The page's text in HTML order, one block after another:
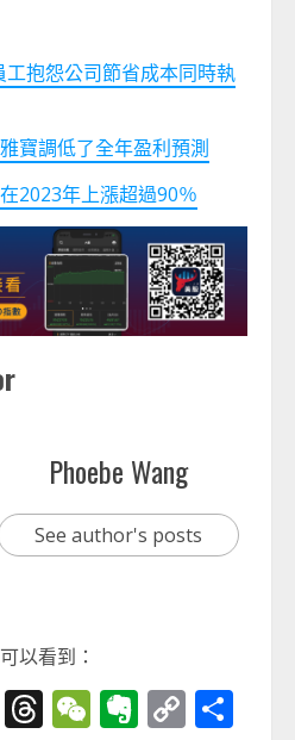
工抱怨公司節省成本同時執
寶調低了全年盈利預測
2023年上漲超過90％
Phoebe Wang
See author's posts
以看到：
WhatsApp
Threads
WeChat
Evernote
Copy